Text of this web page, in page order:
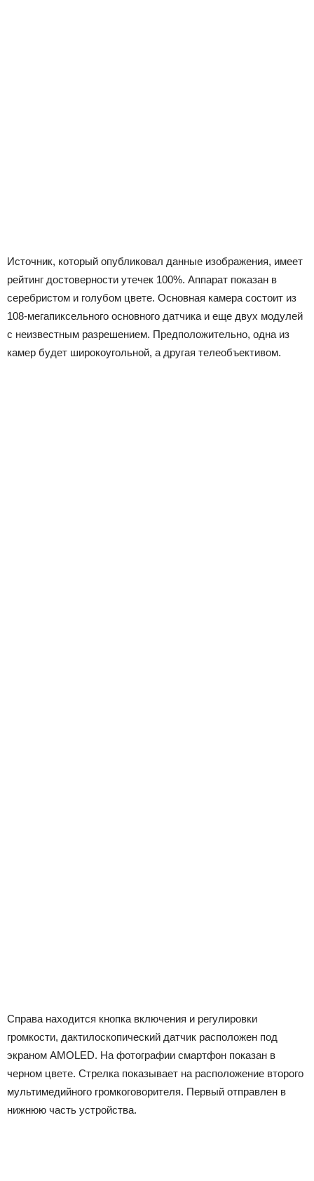
Источник, который опубликовал данные изображения, имеет
рейтинг достоверности утечек 100%. Аппарат показан в
серебристом и голубом цвете. Основная камера состоит из
108-мегапиксельного основного датчика и еще двух модулей
с неизвестным разрешением. Предположительно, одна из
камер будет широкоугольной, а другая телеобъективом.
Справа находится кнопка включения и регулировки
громкости, дактилоскопический датчик расположен под
экраном AMOLED. На фотографии смартфон показан в
черном цвете. Стрелка показывает на расположение второго
мультимедийного громкоговорителя. Первый отправлен в
нижнюю часть устройства.